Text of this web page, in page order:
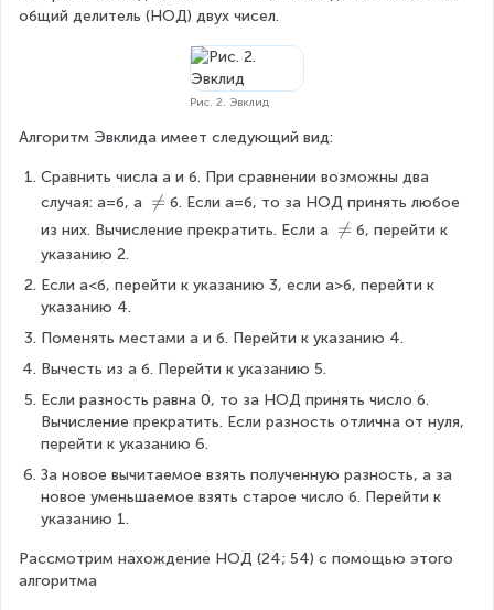
общий делитель (НОД) двух чисел.
Рис. 2. Эвклид
Алгоритм Эвклида имеет следующий вид:
Сравнить числа а и б. При сравнении возможны два
случая: а=б, а \
n

= б. Если а=б, то за НОД принять любое
из них. Вычисление прекратить. Если а \
q

= б, перейти к
указанию 2.
Если а<б, перейти к указанию 3, если а>б, перейти к
указанию 4.
Поменять местами а и б. Перейти к указанию 4.
Вычесть из а б. Перейти к указанию 5.
Если разность равна 0, то за НОД принять число б.
Вычисление прекратить. Если разность отлична от нуля,
перейти к указанию 6.
За новое вычитаемое взять полученную разность, а за
новое уменьшаемое взять старое число б. Перейти к
указанию 1.
Рассмотрим нахождение НОД (24; 54) с помощью этого
алгоритма